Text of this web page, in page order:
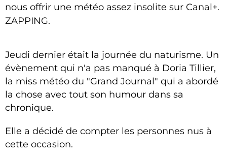
nous offrir une météo assez insolite sur Canal+.
ZAPPING.
Jeudi dernier était la journée du naturisme. Un
évènement qui n'a pas manqué à Doria Tillier,
la miss météo du "Grand Journal" qui a abordé
la chose avec tout son humour dans sa
chronique.
Elle a décidé de compter les personnes nus à
cette occasion.